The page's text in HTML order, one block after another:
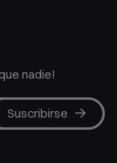
nadie!
Suscribirse